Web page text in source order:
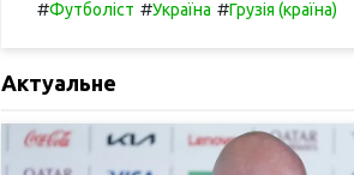
#Футболіст #Україна #Грузія (країна)
Актуальне